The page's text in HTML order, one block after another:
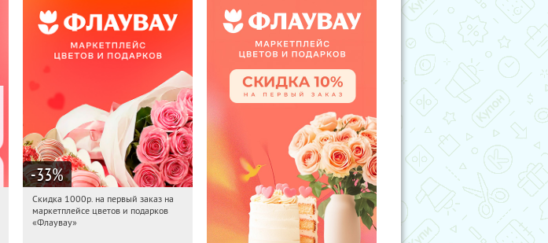
-33%
09:44:55 Получили:
Россия
Скидка 1000р. на первый заказ на
маркетплейсе цветов и подарков
«Флаувау»